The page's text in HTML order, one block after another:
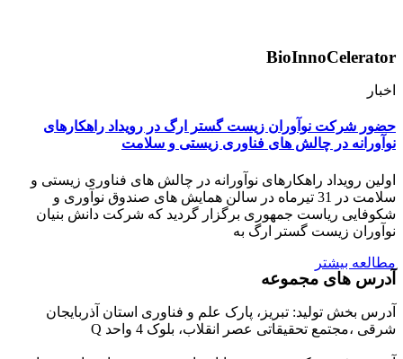
BioInnoCelerator
اخبار
حضور شرکت نوآوران زیست گستر ارگ در رویداد راهکارهای
نوآورانه در چالش های فناوری زیستی و سلامت
اولین رویداد راهکارهای نوآورانه در چالش های فناوری زیستی و
سلامت در 31 تیرماه در سالن همایش های صندوق نوآوری و
شکوفایی ریاست جمهوری برگزار گردید که شرکت دانش بنیان
نوآوران زیست گستر ارگ به
مطالعه بیشتر
آدرس های مجموعه
آدرس بخش تولید: تبریز، پارک علم و فناوری استان آذربایجان
شرقی ،مجتمع تحقیقاتی عصر انقلاب، بلوک 4 واحد Q